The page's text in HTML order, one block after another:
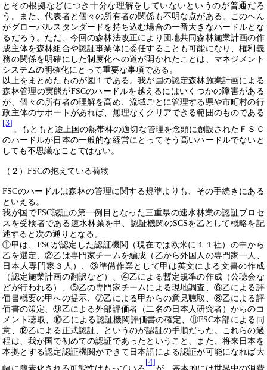
とその根拠などにつき十分な理解をしていないというのが普通だろ
う。また、代表者と個々の所有者の関係も不明な点がある。このへん
がグローバルスタンダードを持ち込む場合の一番大きなハードルとな
るだろう。ただ、今回の森林法改正により団地共同森林施業計画の作
成主体を森林組合や認証事業体に委任することも可能になり、権利義
務の関係を明確にした制度化への道が開かれたことは、マネジメント
システムの明確化にとって重要な事項である。
以上をまとめたものが図１である。我が国の認定森林施業計画による
森林管理の実態がFSCのハードルを越えるにはいくつかの障害がある
が、個々の所有者の理解を高め、流域ごとに管理する県や市町村の行
政主体のサポートがあれば、無理なくクリアできる範囲のものである
[3]
。もともと途上国の熱帯林の適切な管理を念頭に創設されたＦＳＣ
のハードルが日本の一般的な経営にとってそう高いハードルでないと
しても不思議なことではない。
（２）FSCの抱えている荷物
FSCのハードルは森林の管理に関する規準よりも、その手続きにある
といえる。
我が国でFSC認証の第一例目となった三重県の速水林業の認証プロセ
スを受検者である速水林業を甲、認証機関のSCSを乙として概略を記
述すると次の通りとなる。
①甲は、 FSCが認定した認証機関（現在では欧米に１１社）の中から
乙を選定、②乙は専門家チームを編成（乙から外国人の専門家一人、
日本人専門家３人）、③準備作業として甲は英文による文書の作成
（認定施業計画の翻訳など）、④乙による暫定規準の作成（公聴会な
どが行われる）、⑤乙の専門家チームによる現地調査、⑥乙による評
価書概要の甲への提示、⑦乙による甲からの意見聴取、⑧乙による評
価書の策定、⑨乙による外部評価者（二名の日本人研究者）からのコ
メント聴取、⑩乙による認証機関評価書の確定、⑪FSC本部による同
意、⑫乙による正式認証、というのが認証の手順だった。これらの過
程は、我が国で初めての認証であったということ、また、将来日本を
本拠とする認定認証機関ができて日本語による認証が可能になれば大
[4]